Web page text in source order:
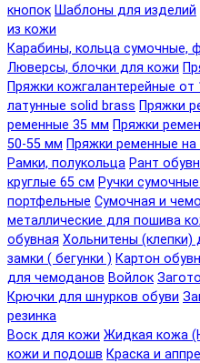
кнопок Шаблоны для изделий
из кожи
Карабины, кольца сумочные,
Люверсы, блочки для кожи
Пряжки кожгалантерейные
латунные solid brass Пряжки
ременные 35 мм Пряжки
50-55 мм Пряжки ременные
Рамки, полукольца Рант
круглые 65 см Ручки
портфельные Сумочная и
металлические для пошива
обувная Хольнитены (клепки)
замки ( бегунки ) Картон
для чемоданов Войлок
Крючки для шнурков обуви
резинка
Воск для кожи Жидкая кожа
кожи и подошв Краска и